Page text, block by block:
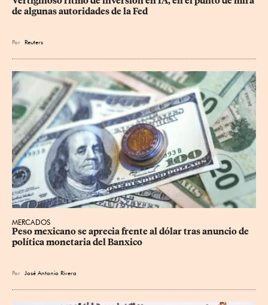
de algunas autoridades de la Fed
Por Reuters
MERCADOS
Peso mexicano se aprecia frente al dólar tras anuncio de
política monetaria del Banxico
Por José Antonio Rivera